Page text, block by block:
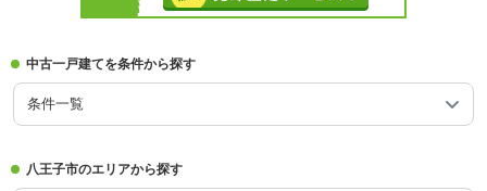
中古一戸建てを条件から探す
条件一覧
八王子市のエリアから探す